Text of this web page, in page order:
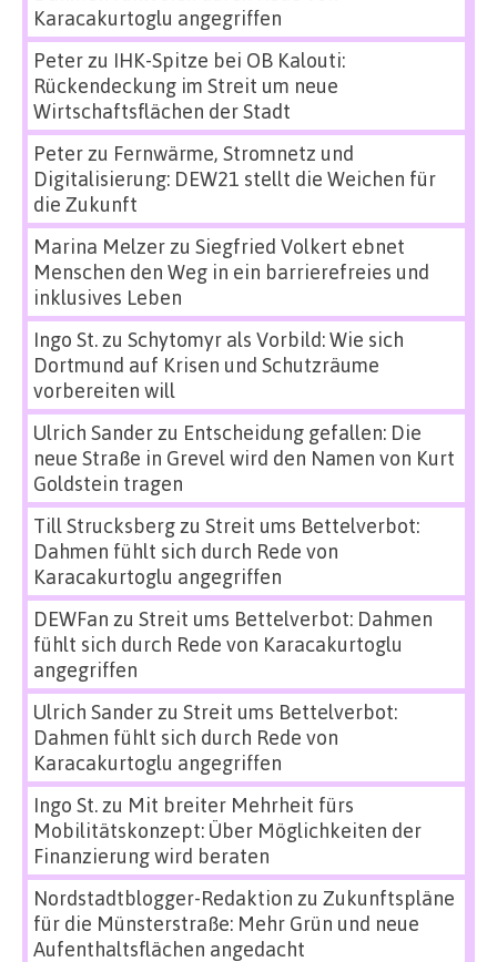
Karacakurtoglu angegriffen
Peterzu IHK-Spitze bei OB Kalouti:
Rückendeckung im Streit um neue
Wirtschaftsflächen der Stadt
Peterzu Fernwärme, Stromnetz und
Digitalisierung: DEW21 stellt die Weichen für
die Zukunft
Marina Melzerzu Siegfried Volkert ebnet
Menschen den Weg in ein barrierefreies und
inklusives Leben
Ingo St.zu Schytomyr als Vorbild: Wie sich
Dortmund auf Krisen und Schutzräume
vorbereiten will
Ulrich Sanderzu Entscheidung gefallen: Die
neue Straße in Grevel wird den Namen von Kurt
Goldstein tragen
Till Strucksbergzu Streit ums Bettelverbot:
Dahmen fühlt sich durch Rede von
Karacakurtoglu angegriffen
DEWFan zu Streit ums Bettelverbot: Dahmen
fühlt sich durch Rede von Karacakurtoglu
angegriffen
Ulrich Sanderzu Streit ums Bettelverbot:
Dahmen fühlt sich durch Rede von
Karacakurtoglu angegriffen
Ingo St.zu Mit breiter Mehrheit fürs
Mobilitätskonzept: Über Möglichkeiten der
Finanzierung wird beraten
Nordstadtblogger-Redaktion zu Zukunftspläne
für die Münsterstraße: Mehr Grün und neue
Aufenthaltsflächen angedacht